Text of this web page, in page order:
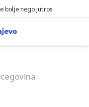
bolje nego jutros